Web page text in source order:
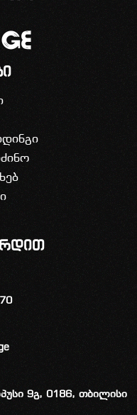
9გ, 0186, თბილისი